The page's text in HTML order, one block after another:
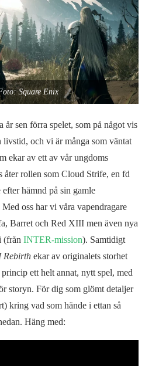
Square Enix
år sen förra spelet, som på något vis
livstid, och vi är många som väntat
ekar av ett av vår ungdoms
åter rollen som Cloud Strife, en fd
hämnd på sin gamle
oss har vi våra vapendragare
Barret och Red XIII men även nya
(från INTER-mission). Samtidigt
Rebirth ekar av originalets storhet
ett helt annat, nytt spel, med
storyn. För dig som glömt detaljer
kring vad som hände i ettan så
Häng med: